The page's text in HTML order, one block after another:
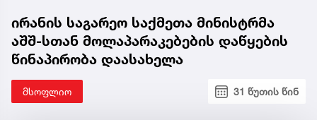
ირანის საგარეო საქმეთა მინისტრმა
აშშ-სთან მოლაპარაკებების დაწყების
წინაპირობა დაასახელა
მსოფლიო 31 წუთის წინ